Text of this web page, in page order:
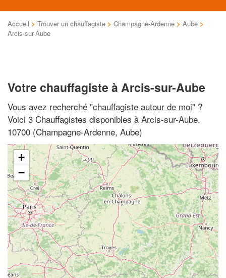
Accueil > Trouver un chauffagiste > Champagne-Ardenne > Aube >
Arcis-sur-Aube
Votre chauffagiste à Arcis-sur-Aube
Vous avez recherché "chauffagiste autour de moi" ?
Voici 3 Chauffagistes disponibles à Arcis-sur-Aube,
10700 (Champagne-Ardenne, Aube)
+
−